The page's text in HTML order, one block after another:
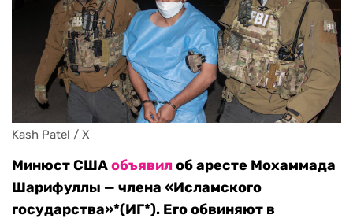
Kash Patel / X
Минюст СШАобъявилоб аресте Мохаммада
Шарифуллы — члена «Исламского
государства»*(ИГ*). Его обвиняют в